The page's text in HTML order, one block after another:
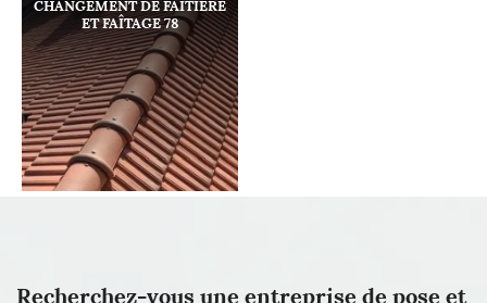
CHANGEMENT DE FAÎTIÈRE
ET FAÎTAGE 78
Recherchez-vous une entreprise de pose et